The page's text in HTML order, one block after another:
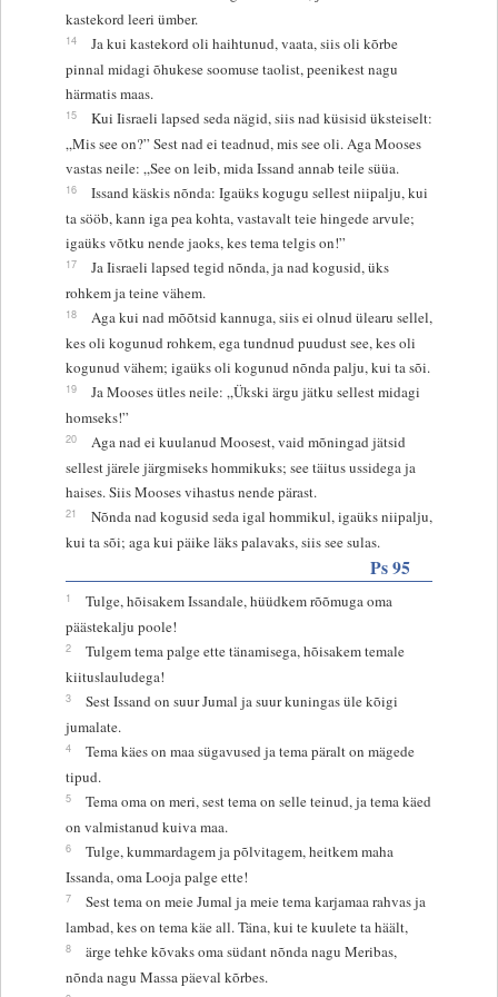
kastekord leeri ümber.
14
Ja kui kastekord oli haihtunud, vaata, siis oli kõrbe
pinnal midagi õhukese soomuse taolist, peenikest nagu
härmatis maas.
15
Kui Iisraeli lapsed seda nägid, siis nad küsisid üksteiselt:
„Mis see on?” Sest nad ei teadnud, mis see oli. Aga Mooses
vastas neile: „See on leib, mida Issand annab teile süüa.
16
Issand käskis nõnda: Igaüks kogugu sellest niipalju, kui
ta sööb, kann iga pea kohta, vastavalt teie hingede arvule;
igaüks võtku nende jaoks, kes tema telgis on!”
17
Ja Iisraeli lapsed tegid nõnda, ja nad kogusid, üks
rohkem ja teine vähem.
18
Aga kui nad mõõtsid kannuga, siis ei olnud ülearu sellel,
kes oli kogunud rohkem, ega tundnud puudust see, kes oli
kogunud vähem; igaüks oli kogunud nõnda palju, kui ta sõi.
19
Ja Mooses ütles neile: „Ükski ärgu jätku sellest midagi
homseks!”
20
Aga nad ei kuulanud Moosest, vaid mõningad jätsid
sellest järele järgmiseks hommikuks; see täitus ussidega ja
haises. Siis Mooses vihastus nende pärast.
21
Nõnda nad kogusid seda igal hommikul, igaüks niipalju,
kui ta sõi; aga kui päike läks palavaks, siis see sulas.
Ps 95
1
Tulge, hõisakem Issandale, hüüdkem rõõmuga oma
päästekalju poole!
2
Tulgem tema palge ette tänamisega, hõisakem temale
kiituslauludega!
3
Sest Issand on suur Jumal ja suur kuningas üle kõigi
jumalate.
4
Tema käes on maa sügavused ja tema päralt on mägede
tipud.
5
Tema oma on meri, sest tema on selle teinud, ja tema käed
on valmistanud kuiva maa.
6
Tulge, kummardagem ja põlvitagem, heitkem maha
Issanda, oma Looja palge ette!
7
Sest tema on meie Jumal ja meie tema karjamaa rahvas ja
lambad, kes on tema käe all. Täna, kui te kuulete ta häält,
8
ärge tehke kõvaks oma südant nõnda nagu Meribas,
nõnda nagu Massa päeval kõrbes.